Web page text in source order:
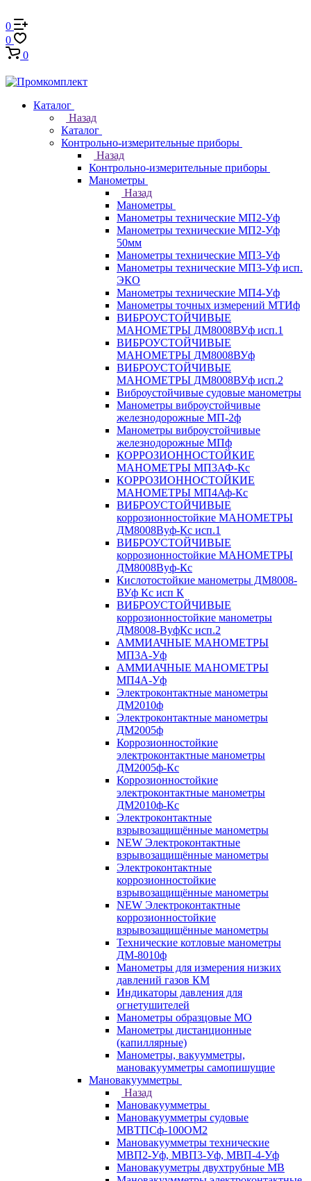
0
0
0
Каталог
Назад
Каталог
Контрольно-измерительные приборы
Назад
Контрольно-измерительные приборы
Манометры
Назад
Манометры
Манометры технические МП2-Уф
Манометры технические МП2-Уф
50мм
Манометры технические МП3-Уф
Манометры технические МП3-Уф исп.
ЭКО
Манометры технические МП4-Уф
Манометры точных измерений МТИф
ВИБРОУСТОЙЧИВЫЕ
МАНОМЕТРЫ ДМ8008ВУф исп.1
ВИБРОУСТОЙЧИВЫЕ
МАНОМЕТРЫ ДМ8008ВУф
ВИБРОУСТОЙЧИВЫЕ
МАНОМЕТРЫ ДМ8008ВУф исп.2
Виброустойчивые судовые манометры
Манометры виброустойчивые
железнодорожные МП-2ф
Манометры виброустойчивые
железнодорожные МПф
КОРРОЗИОННОСТОЙКИЕ
МАНОМЕТРЫ МП3АФ-Кс
КОРРОЗИОННОСТОЙКИЕ
МАНОМЕТРЫ МП4Аф-Кс
ВИБРОУСТОЙЧИВЫЕ
коррозионностойкие МАНОМЕТРЫ
ДМ8008Вуф-Кс исп.1
ВИБРОУСТОЙЧИВЫЕ
коррозионностойкие МАНОМЕТРЫ
ДМ8008Вуф-Кс
Кислотостойкие манометры ДМ8008-
ВУф Кс исп К
ВИБРОУСТОЙЧИВЫЕ
коррозионностойкие манометры
ДМ8008-ВуфКс исп.2
АММИАЧНЫЕ МАНОМЕТРЫ
МП3А-Уф
АММИАЧНЫЕ МАНОМЕТРЫ
МП4А-Уф
Электроконтактные манометры
ДМ2010ф
Электроконтактные манометры
ДМ2005ф
Коррозионностойкие
электроконтактные манометры
ДМ2005ф-Кс
Коррозионностойкие
электроконтактные манометры
ДМ2010ф-Кс
Электроконтактные
взрывозащищённые манометры
NEW Электроконтактные
взрывозащищённые манометры
Электроконтактные
коррозионностойкие
взрывозащищённые манометры
NEW Электроконтактные
коррозионностойкие
взрывозащищённые манометры
Технические котловые манометры
ДМ-8010ф
Манометры для измерения низких
давлений газов КМ
Индикаторы давления для
огнетушителей
Манометры образцовые МО
Манометры дистанционные
(капиллярные)
Манометры, вакуумметры,
мановакуумметры самопишущие
Мановакуумметры
Назад
Мановакуумметры
Мановакуумметры судовые
МВТПСф-100ОМ2
Мановакуумметры технические
МВП2-Уф, МВП3-Уф, МВП-4-Уф
Мановакууметры двухтрубные МВ